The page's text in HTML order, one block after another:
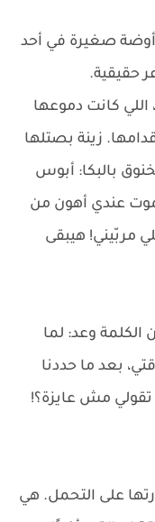
أوضة صغيرة في أحد
حقيقية.
اللي كانت دموعها
زينة بصتلها
بالبكا: أبوس
عندي أهون من
مربّيني! هيبقى
الكلمة وعد: لما
بعد ما حددنا
تقولي مش عايزة؟!
على التحمل. هي